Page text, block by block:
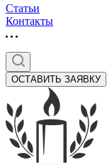
Статьи
Контакты
ОСТАВИТЬ ЗАЯВКУ